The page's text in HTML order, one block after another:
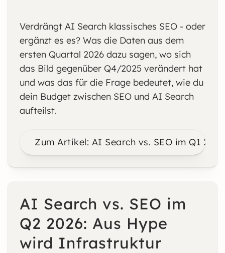
Verdrängt AI Search klassisches SEO - oder
ergänzt es es? Was die Daten aus dem
ersten Quartal 2026 dazu sagen, wo sich
das Bild gegenüber Q4/2025 verändert hat
und was das für die Frage bedeutet, wie du
dein Budget zwischen SEO und AI Search
aufteilst.
Zum Artikel: AI Search vs. SEO im Q1
AI Search vs. SEO im
Q2 2026: Aus Hype
wird Infrastruktur